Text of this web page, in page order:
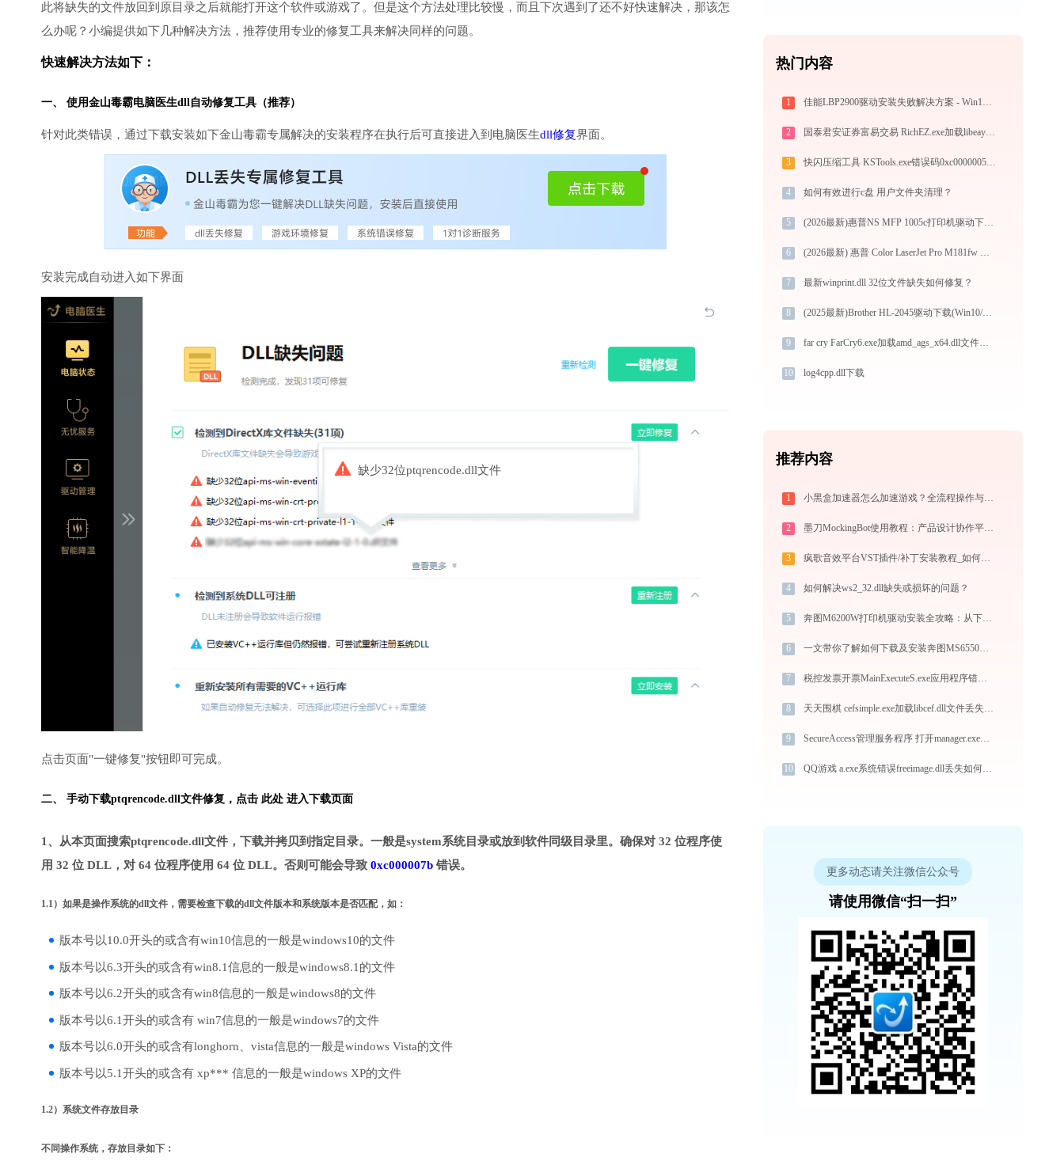
此将缺失的文件放回到原目录之后就能打开这个软件或游戏了。但是这个方法处理比较慢，而且下次遇到了还不好快速解决，那该怎
么办呢？小编提供如下几种解决方法，推荐使用专业的修复工具来解决同样的问题。
快速解决方法如下：
一、 使用金山毒霸电脑医生dll自动修复工具（推荐）
针对此类错误，通过下载安装如下金山毒霸专属解决的安装程序在执行后可直接进入到电脑医生dll修复界面。
安装完成自动进入如下界面
缺少32位ptqrencode.dll文件
点击页面"一键修复"按钮即可完成。
二、 手动下载ptqrencode.dll文件修复， 点击 此处 进入下载页面
1、从本页面搜索ptqrencode.dll文件，下载并拷贝到指定目录。一般是system系统目录或放到软件同级目录里。确保对 32 位程序使
用 32 位 DLL，对 64 位程序使用 64 位 DLL。否则可能会导致 0xc000007b 错误。
1.1）如果是操作系统的dll文件，需要检查下载的dll文件版本和系统版本是否匹配，如：
版本号以10.0开头的或含有win10信息的一般是windows10的文件
版本号以6.3开头的或含有win8.1信息的一般是windows8.1的文件
版本号以6.2开头的或含有win8信息的一般是windows8的文件
版本号以6.1开头的或含有 win7信息的一般是windows7的文件
版本号以6.0开头的或含有longhorn、vista信息的一般是windows Vista的文件
版本号以5.1开头的或含有 xp*** 信息的一般是windows XP的文件
1.2）系统文件存放目录
不同操作系统，存放目录如下：
热门内容
1 佳能LBP2900驱动安装失败解决方案 - Win10/Win11兼容性问题修复
2 国泰君安证券富易交易 RichEZ.exe加载libeay32.dll文件丢失处理办法
3 快闪压缩工具 KSTools.exe错误码0xc0000005处理办法
4 如何有效进行c盘 用户文件夹清理？
5 (2026最新)惠普NS MFP 1005c打印机驱动下载安装全程指导，轻松解决打印问题
6 (2026最新) 惠普 Color LaserJet Pro M181fw 打印机连接问题解决方法 -金山毒霸
7 最新winprint.dll 32位文件缺失如何修复？
8 (2025最新)Brother HL-2045驱动下载(Win10/Win11)服务与支持
9 far cry FarCry6.exe加载amd_ags_x64.dll文件丢失处理办法
10 log4cpp.dll下载
推荐内容
1 小黑盒加速器怎么加速游戏？全流程操作与节点选择指南
2 墨刀MockingBot使用教程：产品设计协作平台从入门到精通
3 疯歌音效平台VST插件/补丁安装教程_如何加载插件效果包
4 如何解决ws2_32.dll缺失或损坏的问题？
5 奔图M6200W打印机驱动安装全攻略：从下载到安装完全教程
6 一文带你了解如何下载及安装奔图MS6550打印机驱动
7 税控发票开票MainExecuteS.exe应用程序错误0xc000000d解决方法
8 天天围棋 cefsimple.exe加载libcef.dll文件丢失处理办法
9 SecureAccess管理服务程序 打开manager.exe找不到bjca_api.dll怎么办
10 QQ游戏 a.exe系统错误freeimage.dll丢失如何解决
更多动态请关注微信公众号
请使用微信“扫一扫”